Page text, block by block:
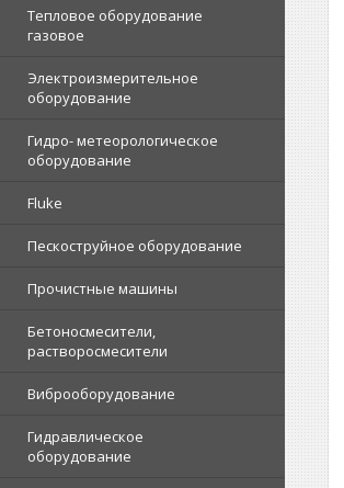
Тепловое оборудование
газовое
Электроизмерительное
оборудование
Гидро- метеорологическое
оборудование
Fluke
Пескоструйное оборудование
Прочистные машины
Бетоносмесители,
растворосмесители
Виброоборудование
Гидравлическое
оборудование